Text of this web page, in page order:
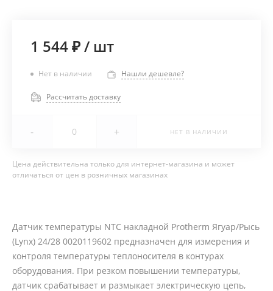
1 544 ₽/ шт
Нет в наличии Нашли дешевле?
Рассчитать доставку
- + НЕТ В НАЛИЧИИ
Цена действительна только для интернет-магазина и может
отличаться от цен в розничных магазинах
Датчик температуры NTC накладной Protherm Ягуар/Рысь
(Lynx) 24/28 0020119602 предназначен для измерения и
контроля температуры теплоносителя в контурах
оборудования. При резком повышении температуры,
датчик срабатывает и размыкает электрическую цепь,